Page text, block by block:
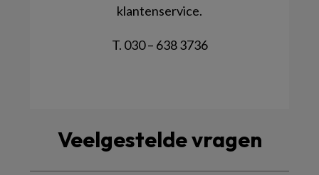
klantenservice.
T. 030 – 638 3736
Veelgestelde vragen